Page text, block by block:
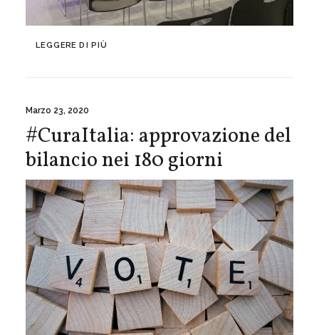
LEGGERE DI PIÙ
Marzo 23, 2020
#CuraItalia: approvazione del
bilancio nei 180 giorni